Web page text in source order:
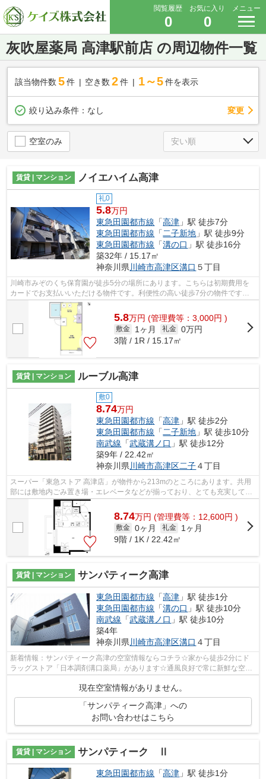
閲覧履歴
0
お気に入り
0
メニュー
灰吹屋薬局 高津駅前店 の周辺物件一覧
該当物件数 5件 空き数 2 件 1～5 件を表示
絞り込み条件： なし 変更
空室のみ
賃貸 | マンション ノイエハイム高津
礼0
5.8万円
東急田園都市線 「高津 」駅 徒歩7分
東急田園都市線 「二子新地 」駅 徒歩9分
東急田園都市線 「溝の口 」駅 徒歩16分
築32年 / 15.17㎡
神奈川県川崎市高津区溝口 ５丁目
川崎市みぞのくち保育園が徒歩5分の場所にあります。こちらは初期費用を
カードでお支払いいただける物件です。利便性の高い徒歩7分の物件です。
道が平坦だと買い物も快適にできますね...
5.8万円 (管理費等：3,000円 )
敷金 1ヶ月 礼金 0万円
3階 / 1R / 15.17㎡
賃貸 | マンション ルーブル高津
敷0
8.74万円
東急田園都市線 「高津 」駅 徒歩2分
東急田園都市線 「 二子新地 」駅 徒歩10分
南武線 「武蔵溝ノ口 」駅 徒歩12分
築9年 / 22.42㎡
神奈川県 川崎市高津区二子４丁目
スーパー「東急ストア 高津店」が物件から213mのところにあります。共用
部には敷地内ごみ置き場・エレベータなどが揃っており、とても充実してい
ます。こちらは初期費用をカードでお支...
8.74万円 (管理費等：12,600円 )
敷金 0ヶ月 礼金
1ヶ月
9階 / 1K / 22.42㎡
賃貸 | マンション サンパティーク高津
東急田園都市線 「高津 」駅 徒歩1分
東急田園都市線 「溝の口 」駅 徒歩10分
南武線 「武蔵溝ノ口 」駅 徒歩10分
築4年
神奈川県 川崎市高津区溝口 ４丁目
新着情報：サンパティーク高津の空室情報ならコチラ☆家から徒歩2分にド
ラッグストア「日本調剤溝口薬局」があります☆通風良好で常に新鮮な空気
現在空室情報がありません。
「サンパティーク高津」への
お問い合わせはこちら
賃貸 | マンション サンパティーク Ⅱ
東急田園都市線 「高津 」駅 徒歩1分